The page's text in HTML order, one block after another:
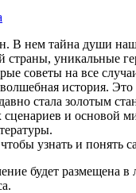
В нем тайна души
страны, уникальные
советы на все
история.
стала золотым
и основой
узнать и понять
будет размещена в